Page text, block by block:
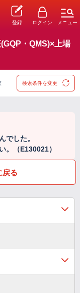
登録 ログイン メニュー
・QMS)×上場
検索条件を変更
でした。
。（E130021）
戻る